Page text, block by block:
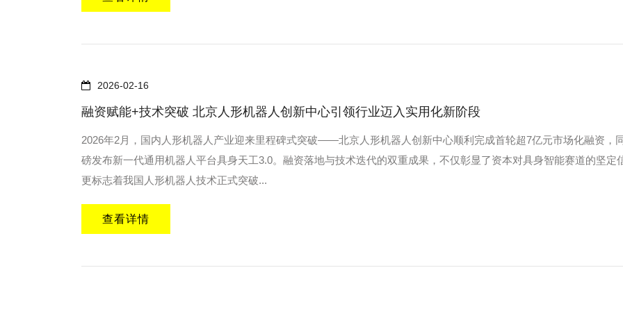
2026-02-16
融资赋能+技术突破 北京人形机器人创新中心引领行业迈入实用化新阶段
2026年2月，国内人形机器人产业迎来里程碑式突破——北京人形机器人创新中心顺利完成首轮超7亿元市场化融资，
磅发布新一代通用机器人平台具身天工3.0。融资落地与技术迭代的双重成果，不仅彰显了资本对具身智能赛道的坚定
更标志着我国人形机器人技术正式突破...
查看详情